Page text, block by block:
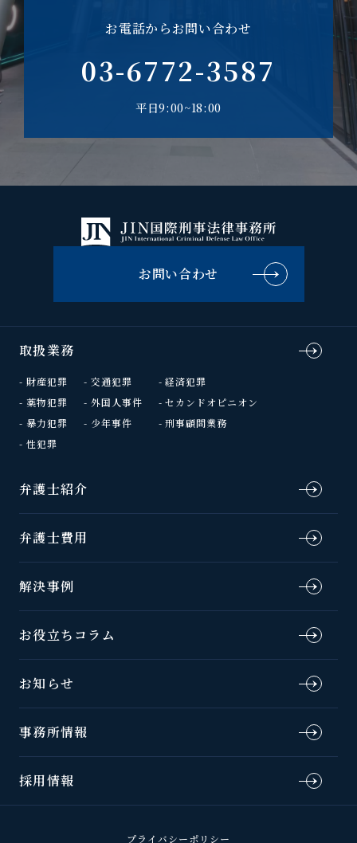
お電話からお問い合わせ
03-6772-3587
平日9:00~18:00
お問い合わせ
取扱業務
財産犯罪
薬物犯罪
暴力犯罪
性犯罪
交通犯罪
外国人事件
少年事件
経済犯罪
セカンドオピニオン
刑事顧問業務
弁護士紹介
弁護士費用
解決事例
お役立ちコラム
お知らせ
事務所情報
採用情報
プライバシーポリシー